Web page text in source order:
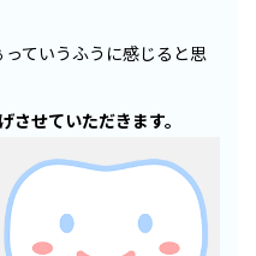
ていうふうに感じると思
せていただきます。